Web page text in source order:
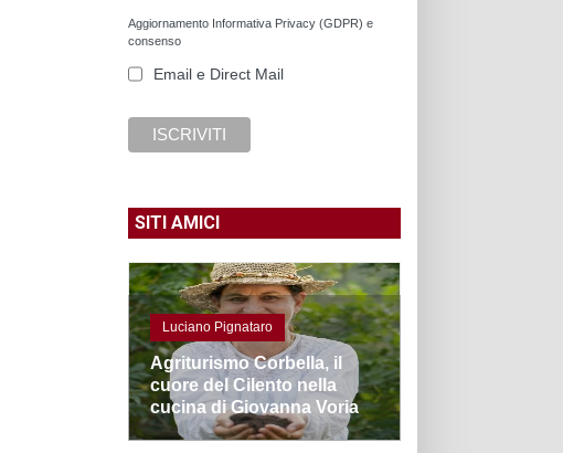
Aggiornamento Informativa Privacy (GDPR) e
consenso
Email e Direct Mail
SITI AMICI
Luciano Pignataro
Agriturismo Corbella, il
cuore del Cilento nella
cucina di Giovanna Voria